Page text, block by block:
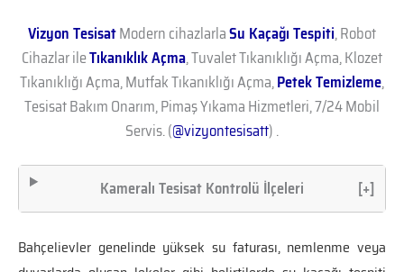
Vizyon TesisatModern cihazlarlaSu Kaçağı Tespiti, Robot
Cihazlar ileTıkanıklık Açma, Tuvalet Tıkanıklığı Açma, Klozet
Tıkanıklığı Açma, Mutfak Tıkanıklığı Açma,Petek Temizleme,
Tesisat Bakım Onarım, Pimaş Yıkama Hizmetleri, 7/24 Mobil
Servis. (@vizyontesisatt) .
Kameralı Tesisat Kontrolü İlçeleri [+]
Bahçelievler genelinde yüksek su faturası, nemlenme veya